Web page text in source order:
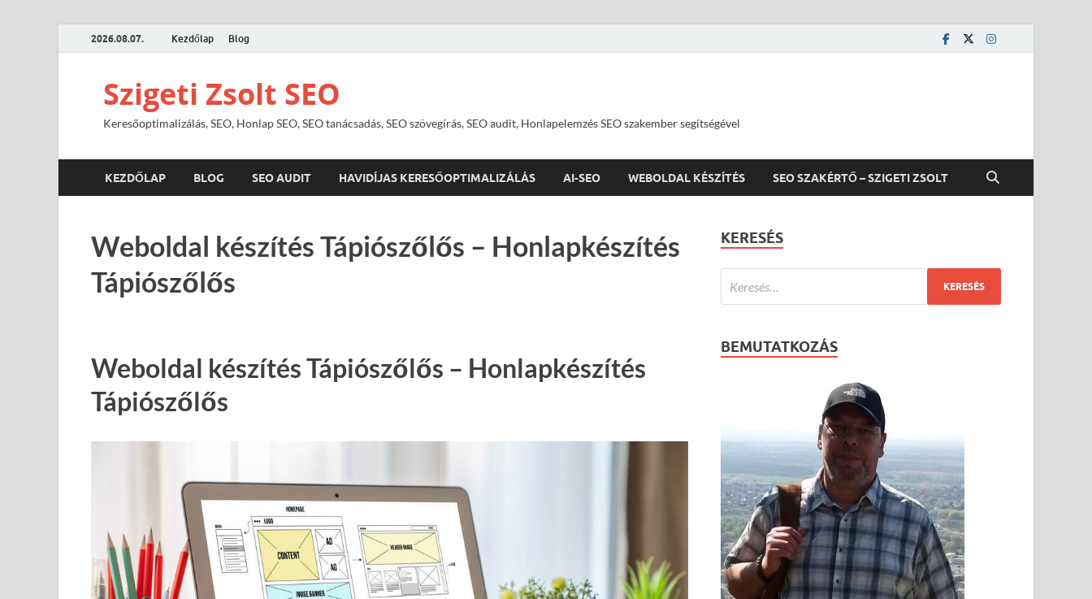
2026.08.07. Kezdőlap Blog
Szigeti Zsolt SEO
Keresőoptimalizálás, SEO, Honlap SEO, SEO tanácsadás, SEO szövegírás, SEO audit, Honlapelemzés SEO szakember segítségével
KEZDŐLAP BLOG SEO AUDIT HAVIDÍJAS KERESŐOPTIMALIZÁLÁS AI-SEO WEBOLDAL KÉSZÍTÉS SEO SZAKÉRTŐ – SZIGETI ZSOLT
Weboldal készítés Tápiószőlős – Honlapkészítés
Tápiószőlős
Weboldal készítés Tápiószőlős – Honlapkészítés
Tápiószőlős
KERESÉS
BEMUTATKOZÁS